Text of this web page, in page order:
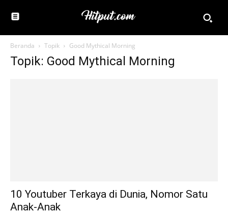
Beranda Topik Good Mythical Morning
Topik: Good Mythical Morning
10 Youtuber Terkaya di Dunia, Nomor Satu
Anak-Anak